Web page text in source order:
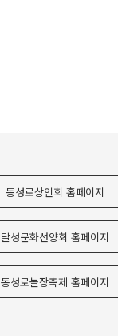
동성로상인회 홈페이지
달성문화선양회 홈페이지
동성로놀장축제 홈페이지